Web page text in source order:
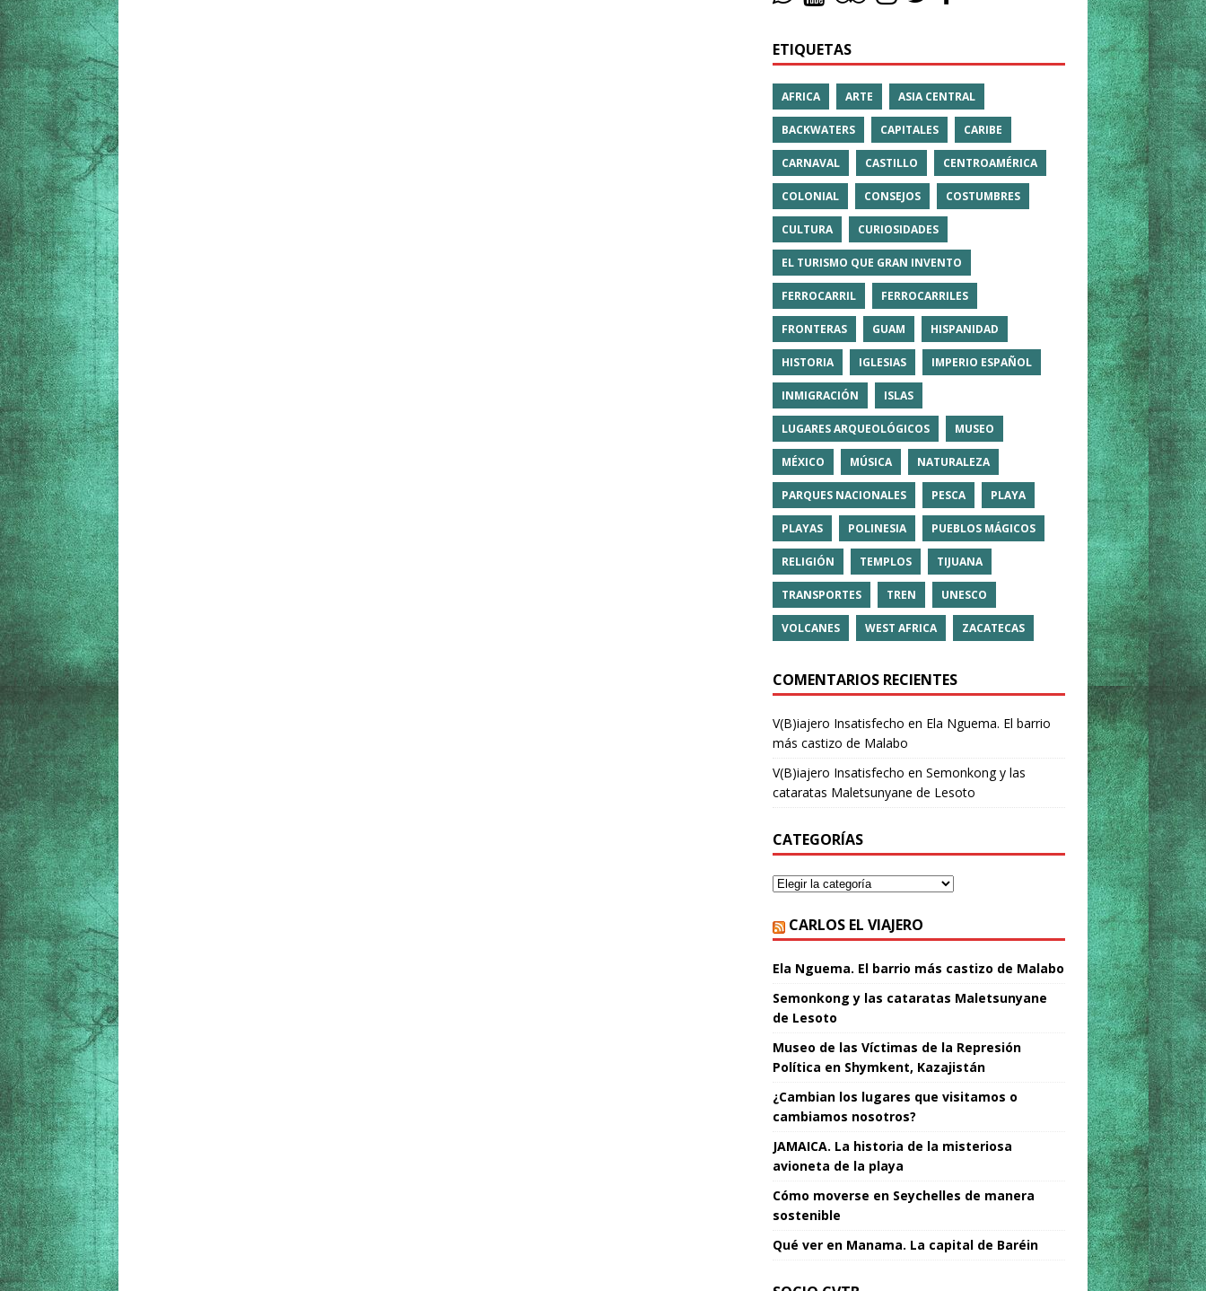
ETIQUETAS
AFRICA ARTE ASIA CENTRAL
BACKWATERS CAPITALES CARIBE
CARNAVAL CASTILLO CENTROAMÉRICA
COLONIAL CONSEJOS COSTUMBRES
CULTURA CURIOSIDADES
EL TURISMO QUE GRAN INVENTO
FERROCARRIL FERROCARRILES
FRONTERAS GUAM HISPANIDAD
HISTORIA IGLESIAS IMPERIO ESPAÑOL
INMIGRACIÓN ISLAS
LUGARES ARQUEOLÓGICOS MUSEO
MÉXICO MÚSICA NATURALEZA
PARQUES NACIONALES PESCA PLAYA
PLAYAS POLINESIA PUEBLOS MÁGICOS
RELIGIÓN TEMPLOS TIJUANA
TRANSPORTES TREN UNESCO
VOLCANES WEST AFRICA ZACATECAS
COMENTARIOS RECIENTES
V(B)iajero Insatisfecho en Ela Nguema. El barrio
más castizo de Malabo
V(B)iajero Insatisfecho en Semonkong y las
cataratas Maletsunyane de Lesoto
CATEGORÍAS
CARLOS EL VIAJERO
Ela Nguema. El barrio más castizo de Malabo
Semonkong y las cataratas Maletsunyane
de Lesoto
Museo de las Víctimas de la Represión
Política en Shymkent, Kazajistán
¿Cambian los lugares que visitamos o
cambiamos nosotros?
JAMAICA. La historia de la misteriosa
avioneta de la playa
Cómo moverse en Seychelles de manera
sostenible
Qué ver en Manama. La capital de Baréin